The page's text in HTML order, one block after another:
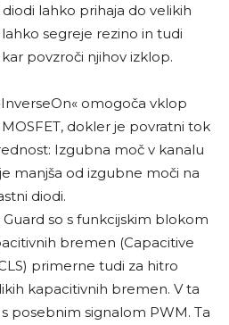
lahko prihaja do velikih
segreje rezino in tudi
povzroči njihov izklop.
omogoča vklop
dokler je povratni tok
Izgubna moč v kanalu
manjša od izgubne moči na
diodi.
so s funkcijskim blokom
bremen (Capacitive
primerne tudi za hitro
kapacitivnih bremen. V ta
posebnim signalom PWM. Ta